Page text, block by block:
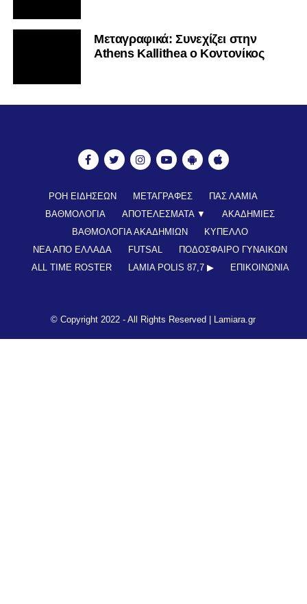
Mεταγραφικά: Συνεχίζει στην
Athens Kallithea ο Κοντονίκος
ΡΟΗ ΕΙΔΗΣΕΩΝ ΜΕΤΑΓΡΑΦΕΣ
ΠΑΣ ΛΑΜΙΑ
ΒΑΘΜΟΛΟΓΙΑ
ΑΠΟΤΕΛΕΣΜΑΤΑ ▼
ΑΚΑΔΗΜΙΕΣ
ΒΑΘΜΟΛΟΓΙΑ ΑΚΑΔΗΜΙΩΝ
ΚΥΠΕΛΛΟ
ΝΕΑ ΑΠΟ ΕΛΛΑΔΑ
FUTSAL
ΠΟΔΟΣΦΑΙΡΟ ΓΥΝΑΙΚΩΝ
ALL TIME ROSTER
LAMIA POLIS 87,7 ▶︎ ΕΠΙΚΟΙΝΩΝΊΑ
© Copyright 2022 - All Rights Reserved | Lamiara.gr